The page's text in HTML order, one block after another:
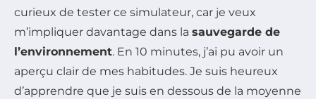
curieux de tester ce simulateur, car je veux
m’impliquer davantage dans la sauvegarde de
l’environnement. En 10 minutes, j’ai pu avoir un
aperçu clair de mes habitudes. Je suis heureux
d’apprendre que je suis en dessous de la moyenne